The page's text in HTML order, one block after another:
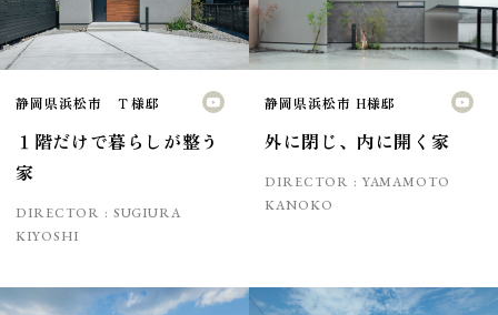
静岡県浜松市 Ｔ様邸
１階だけで暮らしが整う
家
DIRECTOR : SUGIURA
KIYOSHI
静岡県浜松市 H様邸
外に閉じ、内に開く家
DIRECTOR : YAMAMOTO
KANOKO